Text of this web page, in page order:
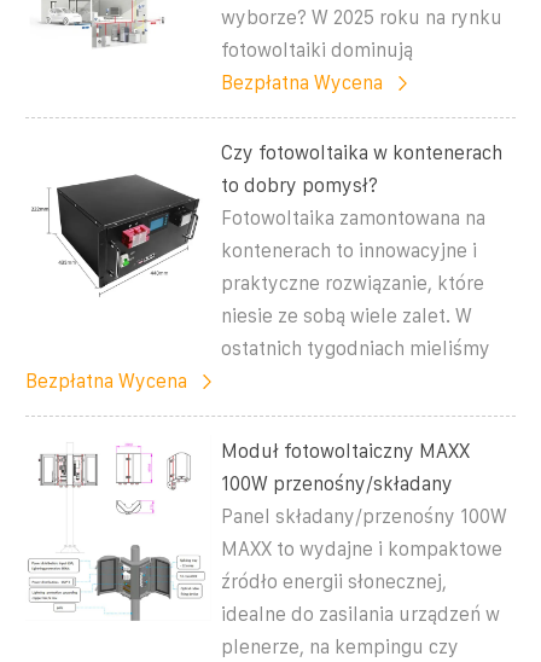
wyborze? W 2025 roku na rynku
fotowoltaiki dominują
Bezpłatna Wycena
Czy fotowoltaika w kontenerach
to dobry pomysł?
Fotowoltaika zamontowana na
kontenerach to innowacyjne i
praktyczne rozwiązanie, które
niesie ze sobą wiele zalet. W
ostatnich tygodniach mieliśmy
Bezpłatna Wycena
Moduł fotowoltaiczny MAXX
100W przenośny/składany
Panel składany/przenośny 100W
MAXX to wydajne i kompaktowe
źródło energii słonecznej,
idealne do zasilania urządzeń w
plenerze, na kempingu czy